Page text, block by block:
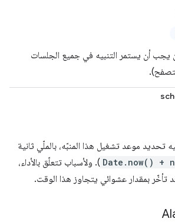
يجب أن يستمر التنبيه في جميع الجلسات
تحديد موعد تشغيل هذا المنبّه، بالملّي ثانية
Date.now() + n ). ولأسباب تتعلّق بالأداء،
تأخّر بمقدار عشوائي يتجاوز هذا الوقت.